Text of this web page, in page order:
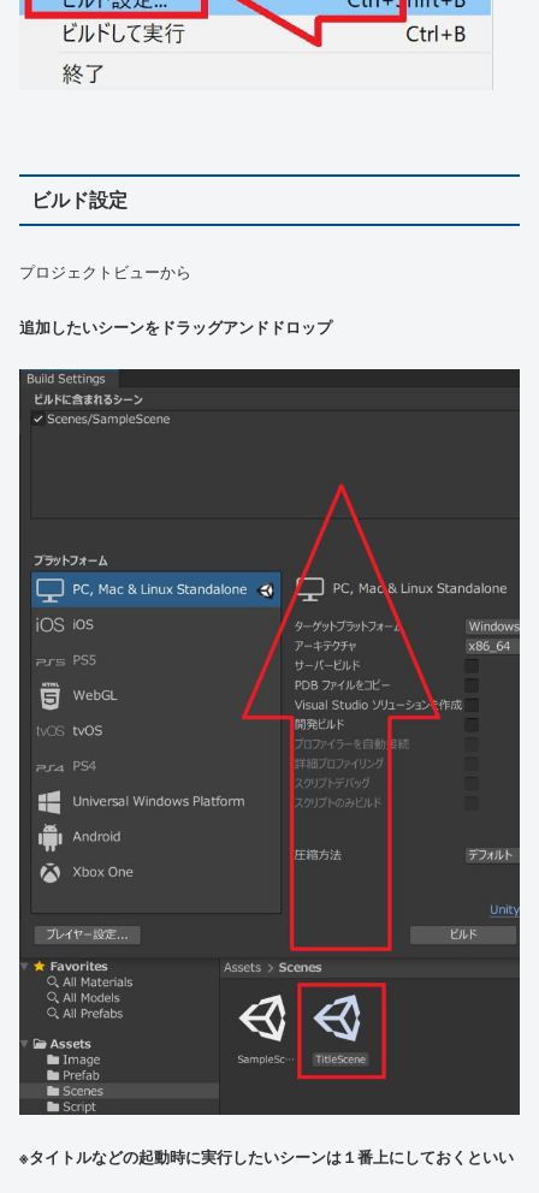
ビルド設定
プロジェクトビューから
追加したいシーンをドラッグアンドドロップ
※タイトルなどの起動時に実行したいシーンは１番上にしておくといい